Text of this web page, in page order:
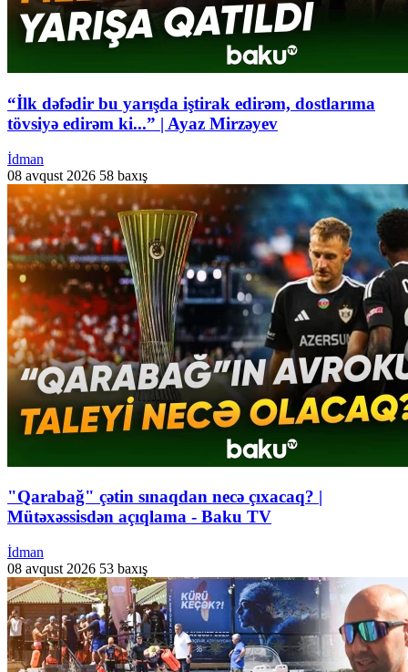
“İlk dəfədir bu yarışda iştirak edirəm, dostlarıma
tövsiyə edirəm ki...” | Ayaz Mirzəyev
İdman
08 avqust 2026 58 baxış
"Qarabağ" çətin sınaqdan necə çıxacaq? |
Mütəxəssisdən açıqlama - Baku TV
İdman
08 avqust 2026 53 baxış